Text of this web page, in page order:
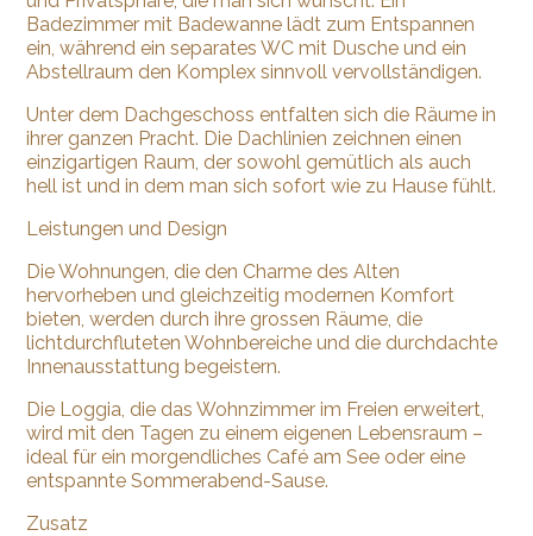
Badezimmer mit Badewanne lädt zum Entspannen
ein, während ein separates WC mit Dusche und ein
Abstellraum den Komplex sinnvoll vervollständigen.
Unter dem Dachgeschoss entfalten sich die Räume in
ihrer ganzen Pracht. Die Dachlinien zeichnen einen
einzigartigen Raum, der sowohl gemütlich als auch
hell ist und in dem man sich sofort wie zu Hause fühlt.
Leistungen und Design
Die Wohnungen, die den Charme des Alten
hervorheben und gleichzeitig modernen Komfort
bieten, werden durch ihre grossen Räume, die
lichtdurchfluteten Wohnbereiche und die durchdachte
Innenausstattung begeistern.
Die Loggia, die das Wohnzimmer im Freien erweitert,
wird mit den Tagen zu einem eigenen Lebensraum –
ideal für ein morgendliches Café am See oder eine
entspannte Sommerabend-Sause.
Zusatz